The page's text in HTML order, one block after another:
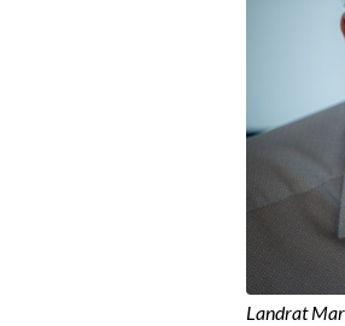
Landrat